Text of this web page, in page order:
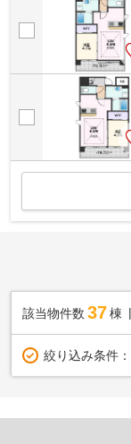
該当物件数 37棟
絞り込み条件：